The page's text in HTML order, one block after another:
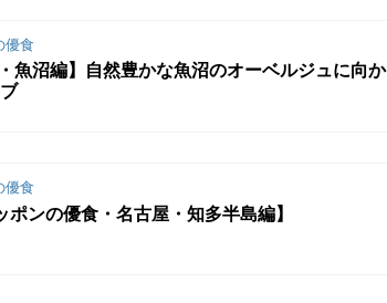
優食
魚沼編】自然豊かな魚沼のオーベルジュに向か
優食
ンの優食・名古屋・知多半島編】